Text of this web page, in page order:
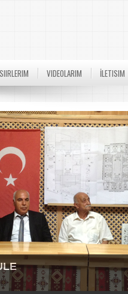
SIIRLERIM VIDEOLARIM İLETISIM